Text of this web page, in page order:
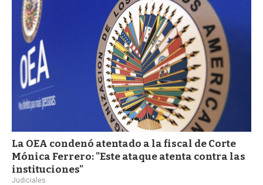
La OEA condenó atentado a la fiscal de Corte
Mónica Ferrero: "Este ataque atenta contra las
instituciones"
Judiciales